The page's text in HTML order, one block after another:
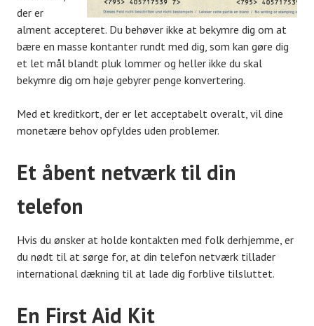
der er
alment accepteret. Du behøver ikke at bekymre dig om at
bære en masse kontanter rundt med dig, som kan gøre dig
et let mål blandt pluk lommer og heller ikke du skal
bekymre dig om høje gebyrer penge konvertering.
Med et kreditkort, der er let acceptabelt overalt, vil dine
monetære behov opfyldes uden problemer.
Et åbent netværk til din
telefon
Hvis du ønsker at holde kontakten med folk derhjemme, er
du nødt til at sørge for, at din telefon netværk tillader
international dækning til at lade dig forblive tilsluttet.
En First Aid Kit